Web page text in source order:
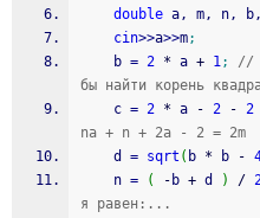
double a, m, n,
cin>>a>>m;
    b
= 2 * a + 1;
//
бы найти корень
    c
= 2 * a - 2 - 2
na + n + 2a - 2 = 2m
    d
= sqrt ( b * b -
    n
= ( - b + d ) /
я равен:...